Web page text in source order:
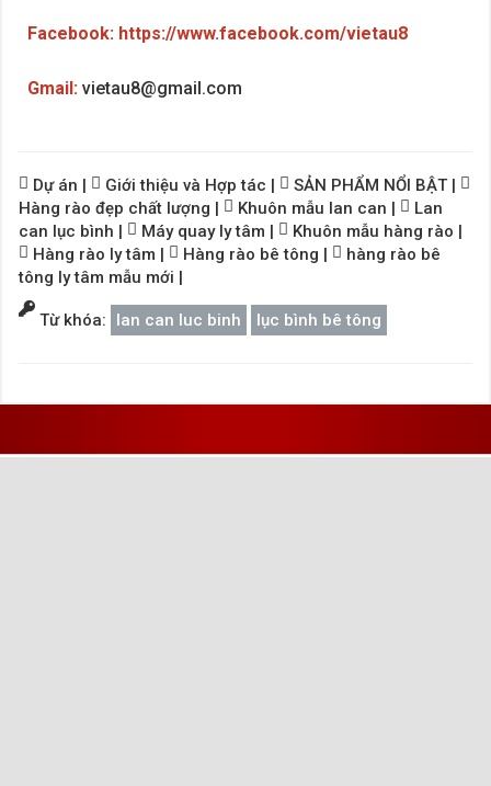
Facebook: https://www.facebook.com/vietau8
Gmail: vietau8@gmail.com
Dự án | Giới thiệu và Hợp tác | SẢN PHẨM NỔI BẬT |
Hàng rào đẹp chất lượng | Khuôn mẫu lan can |
Lan
can lục bình | Máy quay ly tâm | Khuôn mẫu hàng rào |
Hàng rào ly tâm | Hàng rào bê tông |
hàng rào bê
tông ly tâm mẫu mới |
Từ khóa: lan can luc binh lục bình bê tông